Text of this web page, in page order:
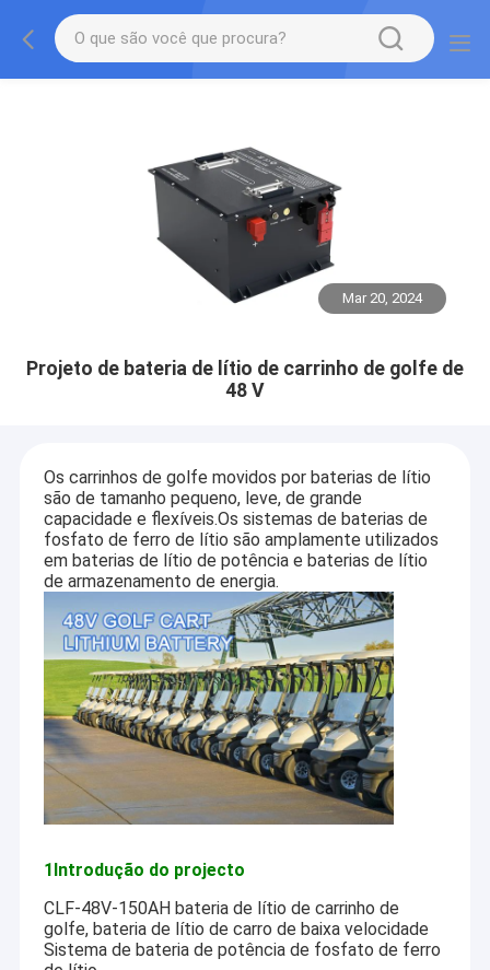
Mar 20, 2024
Projeto de bateria de lítio de carrinho de golfe de
48 V
Os carrinhos de golfe movidos por baterias de lítio
são de tamanho pequeno, leve, de grande
capacidade e flexíveis.Os sistemas de baterias de
fosfato de ferro de lítio são amplamente utilizados
em baterias de lítio de potência e baterias de lítio
de armazenamento de energia.
1Introdução do projecto
CLF-48V-150AH bateria de lítio de carrinho de
golfe, bateria de lítio de carro de baixa velocidade
Sistema de bateria de potência de fosfato de ferro